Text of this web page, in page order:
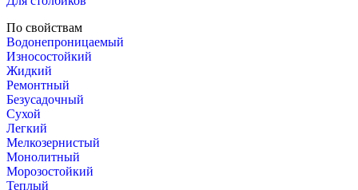
По свойствам
Водонепроницаемый
Износостойкий
Жидкий
Ремонтный
Безусадочный
Сухой
Легкий
Мелкозернистый
Монолитный
Морозостойкий
Теплый